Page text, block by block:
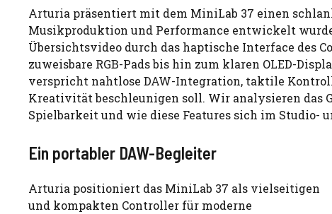
Arturia präsentiert mit dem MiniLab 37 einen
Musikproduktion und Performance entwickelt
Übersichtsvideo durch das haptische Interface des
zuweisbare RGB-Pads bis hin zum klaren OLED-
verspricht nahtlose DAW-Integration, taktile
Kreativität beschleunigen soll. Wir analysieren das
Spielbarkeit und wie diese Features sich im Studio-
Ein portabler DAW-Begleiter
Arturia positioniert das MiniLab 37 als vielseitigen
und kompakten Controller für moderne